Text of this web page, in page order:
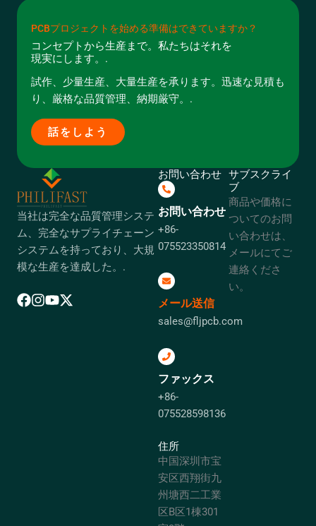
PCBプロジェクトを始める準備はできていますか？
コンセプトから生産まで。私たちはそれを
現実にします。.
試作、少量生産、大量生産を承ります。迅速な見積も
り、厳格な品質管理、納期厳守。.
話をしよう
当社は完全な品質管理システ
ム、完全なサプライチェーン
システムを持っており、大規
模な生産を達成した。.
お問い合わせ
お問い合わせ
+86-
075523350814
メール送信
sales@fljpcb.com
ファックス
+86-
075528598136
サブスクライ
ブ
商品や価格に
ついてのお問
い合わせは、
メールにてご
連絡くださ
い。
住所
中国深圳市宝
安区西翔街九
州塘西二工業
区B区1棟301